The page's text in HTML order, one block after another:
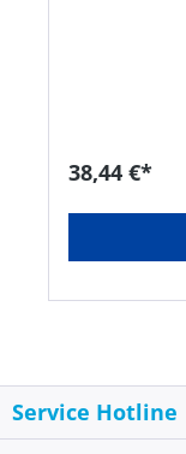
38,44 €*
Service Hotline